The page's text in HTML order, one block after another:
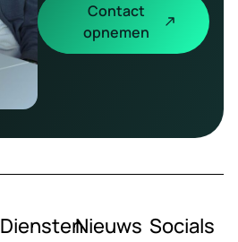
Contact
opnemen
DienstenNieuws Socials